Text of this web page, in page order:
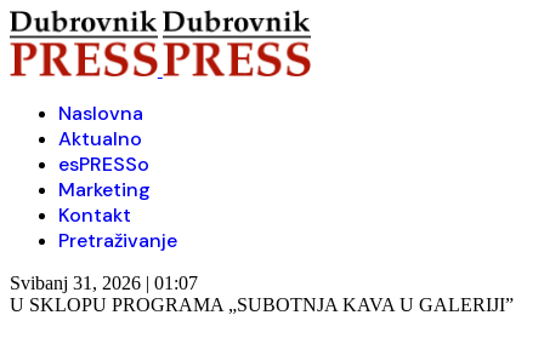
Naslovna
Aktualno
esPRESSo
Marketing
Kontakt
Pretraživanje
Svibanj 31, 2026 | 01:07
U SKLOPU PROGRAMA „SUBOTNJA KAVA U GALERIJI”